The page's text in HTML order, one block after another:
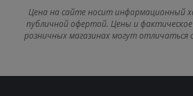
Цена на сайте носит информационный
публичной офертой. Цены и
розничных магазинах могут отличаться